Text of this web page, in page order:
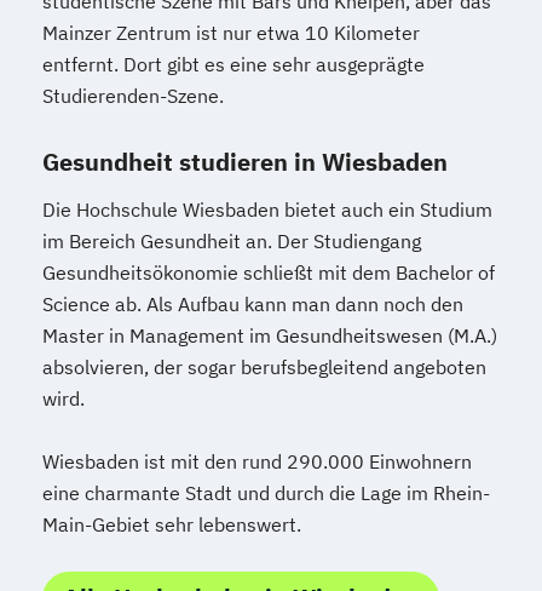
Mainzer Zentrum ist nur etwa 10 Kilometer
entfernt. Dort gibt es eine sehr ausgeprägte
Studierenden-Szene.
Gesundheit studieren in Wiesbaden
Die Hochschule Wiesbaden bietet auch ein Studium
im Bereich Gesundheit an. Der Studiengang
Gesundheitsökonomie schließt mit dem Bachelor of
Science ab. Als Aufbau kann man dann noch den
Master in Management im Gesundheitswesen (M.A.)
absolvieren, der sogar berufsbegleitend angeboten
wird.
Wiesbaden ist mit den rund 290.000 Einwohnern
eine charmante Stadt und durch die Lage im Rhein-
Main-Gebiet sehr lebenswert.